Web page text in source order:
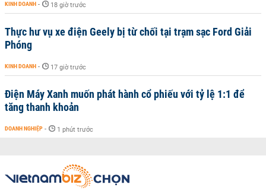
KINH DOANH - 18 giờ trước
Thực hư vụ xe điện Geely bị từ chối tại trạm sạc Ford Giải
Phóng
KINH DOANH - 17 giờ trước
Điện Máy Xanh muốn phát hành cổ phiếu với tỷ lệ 1:1 để
tăng thanh khoản
DOANH NGHIỆP - 1 phút trước